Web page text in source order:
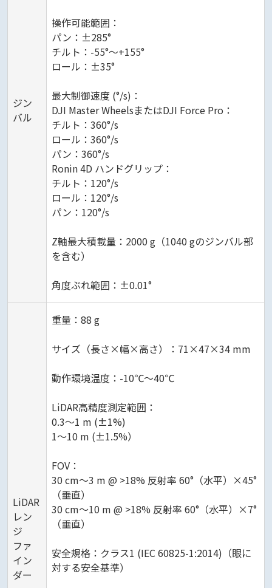
ジン
バル
操作可能範囲：
パン：±285°
チルト：-55°～+155°
ロール：±35°
最大制御速度 (°/s)：
DJI Master WheelsまたはDJI Force Pro：
チルト：360°/s
ロール：360°/s
パン：360°/s
Ronin 4D ハンドグリップ：
チルト：120°/s
ロール：120°/s
パン：120°/s
Z軸最大積載量：2000 g（1040 gのジンバル部
を含む）
角度ぶれ範囲：±0.01°
LiDAR
レン
ジ
ファ
イン
ダー
重量：88 g
サイズ（長さ×幅×高さ）：71×47×34 mm
動作環境温度：-10℃～40℃
LiDAR高精度測定範囲：
0.3〜1 m (±1%)
1〜10 m (±1.5%）
FOV：
30 cm〜3 m @ >18% 反射率 60°（水平）×45°
（垂直）
30 cm〜10 m @ >18% 反射率 60°（水平）×7°
（垂直）
安全規格：クラス1 (IEC 60825-1:2014)（眼に
対する安全基準）